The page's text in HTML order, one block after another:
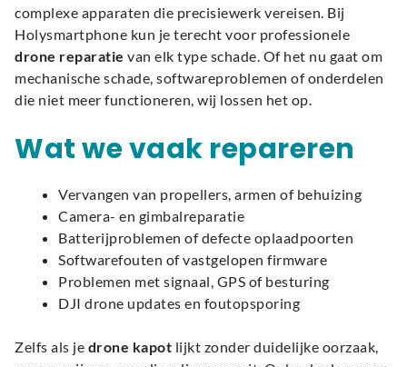
complexe apparaten die precisiewerk vereisen. Bij
Holysmartphone kun je terecht voor professionele
drone reparatie van elk type schade. Of het nu gaat om
mechanische schade, softwareproblemen of onderdelen
die niet meer functioneren, wij lossen het op.
Wat we vaak repareren
Vervangen van propellers, armen of behuizing
Camera- en gimbalreparatie
Batterijproblemen of defecte oplaadpoorten
Softwarefouten of vastgelopen firmware
Problemen met signaal, GPS of besturing
DJI drone updates en foutopsporing
Zelfs als je drone kapot lijkt zonder duidelijke oorzaak,